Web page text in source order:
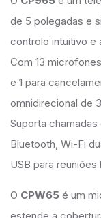
de 5 polegadas e
controlo intuitivo e
Com 13
e 1 para
omnidirecional de
Suporta
Bluetooth, Wi-Fi
USB para
O CPW65 é um